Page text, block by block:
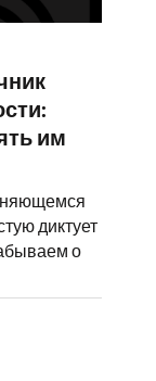
им
диктует
о